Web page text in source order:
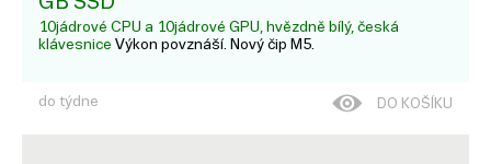
10jádrové CPU a 10jádrové GPU, hvězdně bílý, česká
klávesnice Výkon povznáší. Nový čip M5.
do týdne DO KOŠÍKU